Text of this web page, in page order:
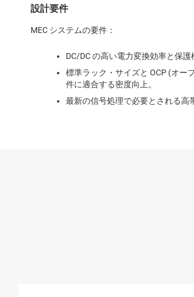
設計要件
MEC システムの要件：
DC/DC の高い電力変換効率と保護
標準ラック・サイズと OCP (オー
件に適合する密度向上。
最新の信号処理で必要とされる高